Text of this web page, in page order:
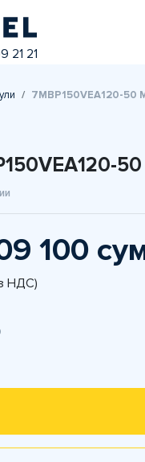
21 21
7MBP150VEA120-50
100
НДС)